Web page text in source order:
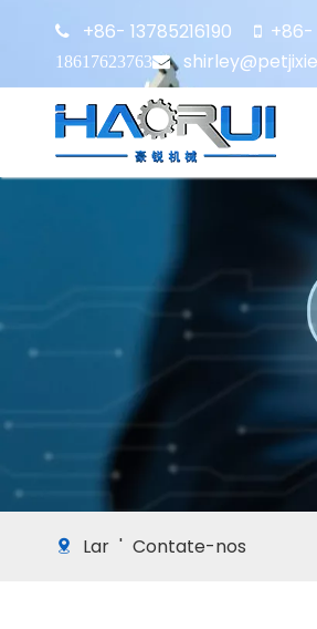
 +86- 13785216190  +86-
18617623763
Lar ' Contate-nos